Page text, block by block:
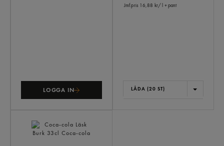
LOGGA IN
Jmf.pris 16,88 kr/ l + pant
LÅDA (20 ST)